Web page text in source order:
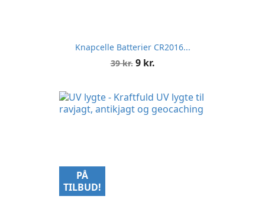
Knapcelle Batterier CR2016...
Normalpris
39 kr. Pris
9 kr.
PÅ
TILBUD!